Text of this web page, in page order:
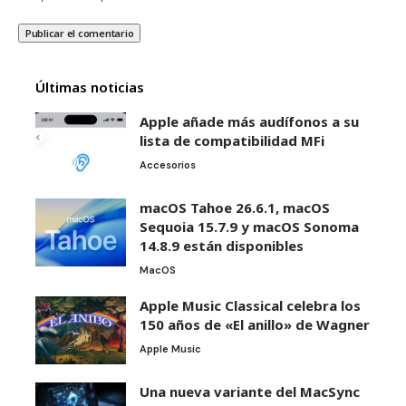
Últimas noticias
Apple añade más audífonos a su
lista de compatibilidad MFi
Accesorios
macOS Tahoe 26.6.1, macOS
Sequoia 15.7.9 y macOS Sonoma
14.8.9 están disponibles
MacOS
Apple Music Classical celebra los
150 años de «El anillo» de Wagner
Apple Music
Una nueva variante del MacSync